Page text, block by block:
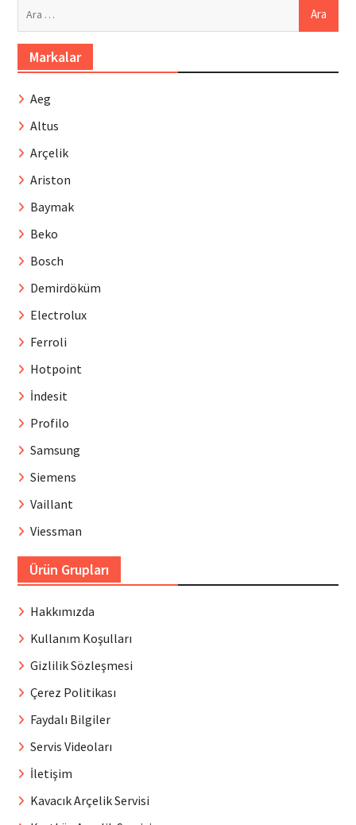
Markalar
Aeg
Altus
Arçelik
Ariston
Baymak
Beko
Bosch
Demirdöküm
Electrolux
Ferroli
Hotpoint
İndesit
Profilo
Samsung
Siemens
Vaillant
Viessman
Ürün Grupları
Hakkımızda
Kullanım Koşulları
Gizlilik Sözleşmesi
Çerez Politikası
Faydalı Bilgiler
Servis Videoları
İletişim
Kavacık Arçelik Servisi